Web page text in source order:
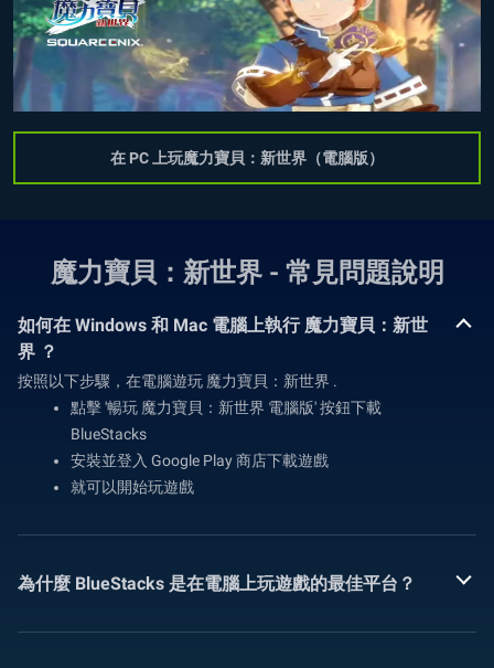
在 PC 上玩魔力寶貝：新世界（電腦版）
魔力寶貝：新世界 - 常見問題說明
如何在 Windows 和 Mac 電腦上執行 魔力寶貝：新世
界 ？
按照以下步驟，在電腦遊玩 魔力寶貝：新世界 .
點擊 '暢玩 魔力寶貝：新世界 電腦版' 按鈕下載
BlueStacks
安裝並登入 Google Play 商店下載遊戲
就可以開始玩遊戲
為什麼 BlueStacks 是在電腦上玩遊戲的最佳平台？